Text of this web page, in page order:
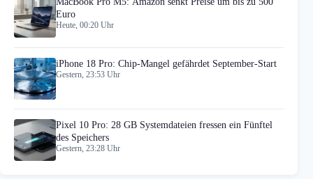
Euro
Heute, 00:20 Uhr
iPhone 18 Pro: Chip-Mangel gefährdet September-Start
Gestern, 23:53 Uhr
Pixel 10 Pro: 28 GB Systemdateien fressen ein Fünftel
des Speichers
Gestern, 23:28 Uhr